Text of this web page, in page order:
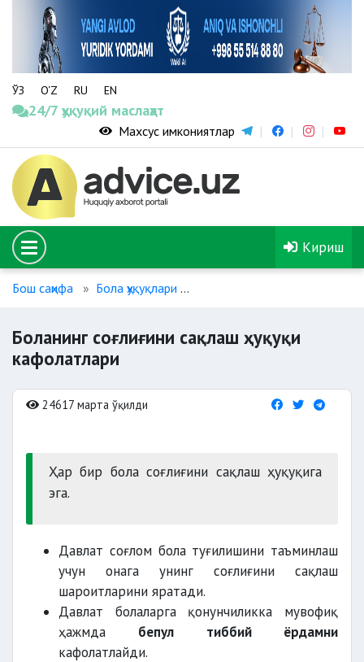
ЎЗ O‘Z RU EN
24/7 ҳуқуқий маслаҳат
Махсус имкониятлар
Кириш
Бош саҳифа Бола ҳуқуқлари
Боланинг соғлиғини сақлаш ҳуқуқи
кафолатлари
24617 марта ўқилди
Ҳар бир бола соғлиғини сақлаш ҳуқуқига
эга.
Давлат соғлом бола туғилишини таъминлаш
учун онага унинг соғлиғини сақлаш
шароитларини яратади.
Давлат болаларга қонунчиликка мувофиқ
ҳажмда бепул тиббий ёрдамни
кафолатлайди.